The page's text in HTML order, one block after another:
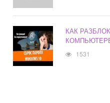
КАК
1531